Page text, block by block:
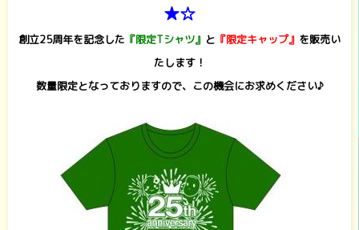
★☆
創立25周年を記念した 『限定Tシャツ』 と 『限定キャップ』 を販売い
たします！
数量限定となっておりますので、この機会にお求めください♪